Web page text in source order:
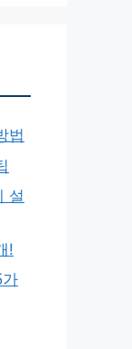
법
설
!